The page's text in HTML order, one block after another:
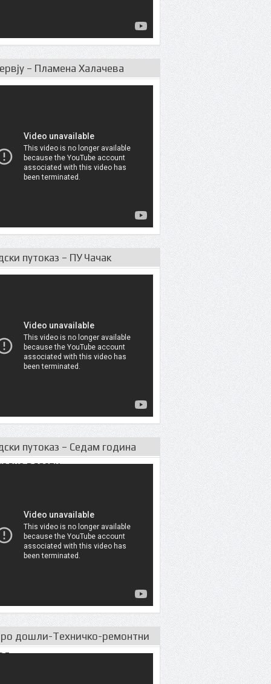
– Пламена Халачева
путоказ – ПУ Чачак
путоказ – Седам година
власти
дошли-Техничко-ремонтни